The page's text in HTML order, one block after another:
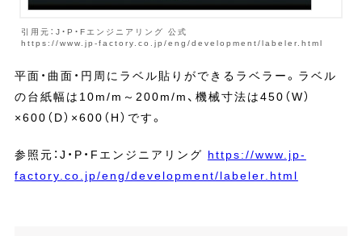
引用元：J・P・Fエンジニアリング 公式
https://www.jp-factory.co.jp/eng/development/labeler.html
平面・曲面・円周にラベル貼りができるラベラー。ラベル
の台紙幅は10m/m～200m/m、機械寸法は450（W）
×600（D）×600（H）です。
参照元：J・P・Fエンジニアリング https://www.jp-
factory.co.jp/eng/development/labeler.html